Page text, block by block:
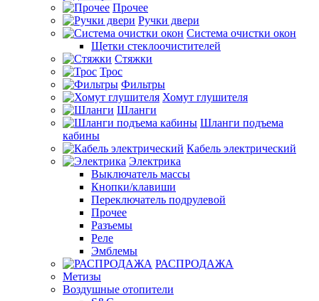
Прочее
Ручки двери
Система очистки окон
Щетки стеклоочистителей
Стяжки
Трос
Фильтры
Хомут глушителя
Шланги
Шланги подъема
кабины
Кабель электрический
Электрика
Выключатель массы
Кнопки/клавиши
Переключатель подрулевой
Прочее
Разъемы
Реле
Эмблемы
РАСПРОДАЖА
Метизы
Воздушные отопители